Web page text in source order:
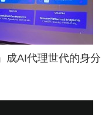
成AI代理世代的身分